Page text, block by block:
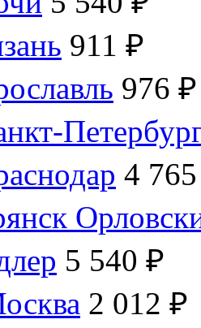
911 ₽
976 ₽
4
5 540 ₽
2 012 ₽